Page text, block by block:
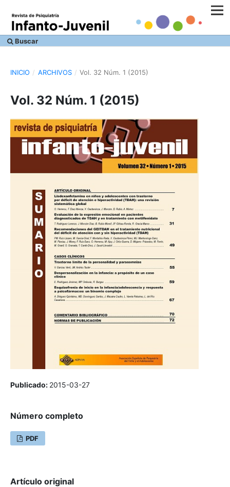
Buscar
INICIO / ARCHIVOS / Vol. 32 Núm. 1 (2015)
Vol. 32 Núm. 1 (2015)
Publicado: 2015-03-27
Número completo
PDF
Artículo original